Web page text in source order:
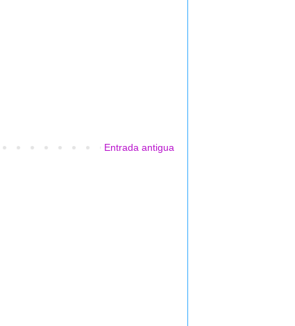
Entrada antigua